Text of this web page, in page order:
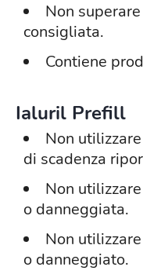
Non
consigliata.
Contiene
Ialuril Prefill
Non
di scadenza
Non
o danneggiata.
Non
o danneggiato.